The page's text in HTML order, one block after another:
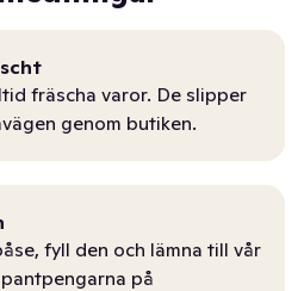
fräscha varor. De slipper
genom butiken.
fyll den och lämna till vår
på